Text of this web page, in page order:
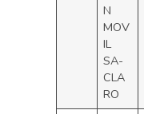
N
MOV
IL
SA-
CLA
RO